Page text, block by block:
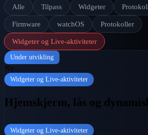
Alle Tilpass Widgeter
Firmware watchOS Protokoller
Widgeter og Live-aktiviteter
Under utvikling
Ny
Widgeter og Live-aktiviteter
Hjemskjerm, lås og
Widgeter og Live-aktiviteter